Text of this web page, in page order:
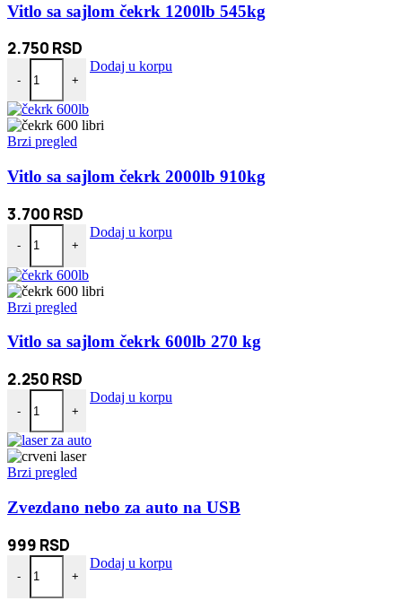
Vitlo sa sajlom čekrk 1200lb 545kg
2.750 RSD
-
Vitlo sa sajlom čekrk 1200lb 545kg količina
+
Dodaj u korpu
Brzi pregled
Vitlo sa sajlom čekrk 2000lb 910kg
3.700 RSD
-
Vitlo sa sajlom čekrk 2000lb 910kg količina
+
Dodaj u korpu
Brzi pregled
Vitlo sa sajlom čekrk 600lb 270 kg
2.250 RSD
-
Vitlo sa sajlom čekrk 600lb 270 kg količina
+
Dodaj u korpu
Brzi pregled
Zvezdano nebo za auto na USB
999 RSD
-
Zvezdano nebo za auto na USB količina
+
Dodaj u korpu